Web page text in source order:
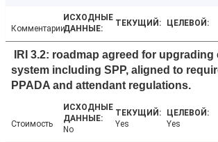
Комментарии
IRI 3.2: roadmap agreed for
system including SPP, aligned to
PPADA and attendant regulations.
Стоимость
No
Yes Yes